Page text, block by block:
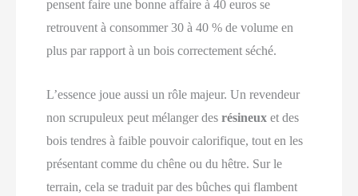
pensent faire une bonne affaire à 40 euros se
retrouvent à consommer 30 à 40 % de volume en
plus par rapport à un bois correctement séché.
L’essence joue aussi un rôle majeur. Un revendeur
non scrupuleux peut mélanger desrésineux et des
bois tendres à faible pouvoir calorifique, tout en les
présentant comme du chêne ou du hêtre. Sur le
terrain, cela se traduit par des bûches qui flambent